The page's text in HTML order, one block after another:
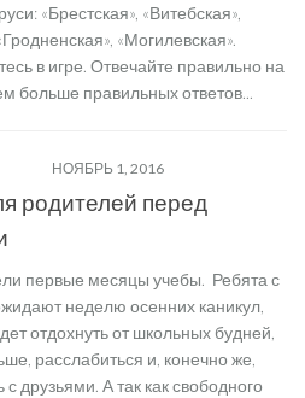
«Брестская», «Витебская»,
«Могилевская».
в игре. Отвечайте правильно на
больше правильных ответов...
НОЯБРЬ 1, 2016
родителей перед
первые месяцы учебы. Ребята с
неделю осенних каникул,
отдохнуть от школьных будней,
расслабиться и, конечно же,
с друзьями. А так как свободного